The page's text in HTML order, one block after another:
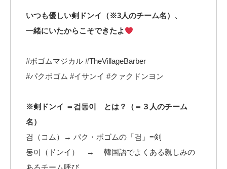
いつも優しい剣ドンイ（※3人のチーム名）、
一緒にいたからこそできたよ
#ボゴムマジカル #TheVillageBarber
#パクボゴム #イサンイ #クァクドンヨン
※剣ドンイ ＝검동이 とは？（＝３人のチーム
名）
검（コム）→ パク・ボゴムの「검」=剣
동이（ドンイ） → 韓国語でよくある親しみの